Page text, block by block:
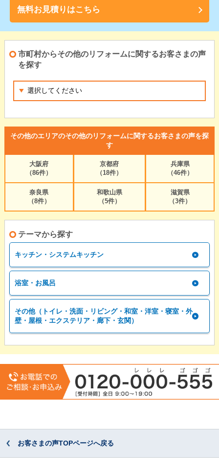
無料お見積りはこちら
市町村からその他のリフォームに関するお客さまの声
を探す
その他のエリアのその他のリフォームに関するお客さまの声を探
す
大阪府
（86件）
京都府
（18件）
兵庫県
（46件）
奈良県
（8件）
和歌山県
（5件）
滋賀県
（3件）
テーマから探す
キッチン・システムキッチン
浴室・お風呂
その他（トイレ・洗面・リビング・和室・洋室・寝室・外
壁・屋根・エクステリア・廊下・玄関）
お客さまの声TOPページへ戻る